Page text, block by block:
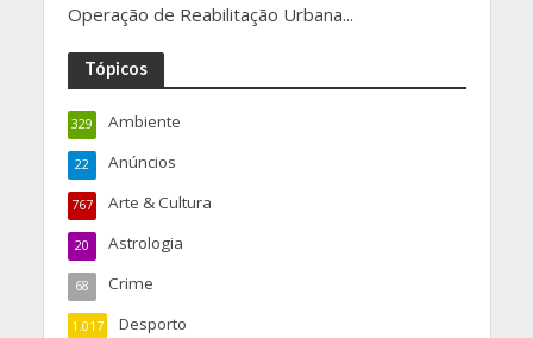
Operação de Reabilitação Urbana...
Tópicos
Ambiente
329
Anúncios
22
Arte & Cultura
767
Astrologia
20
Crime
68
Desporto
1.017